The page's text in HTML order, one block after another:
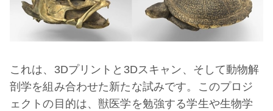
これは、3Dプリントと3Dスキャン、そして動物解
剖学を組み合わせた新たな試みです。このプロジ
ェクトの目的は、獣医学を勉強する学生や生物学